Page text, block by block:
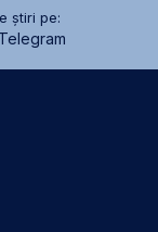
știri pe:
Telegram